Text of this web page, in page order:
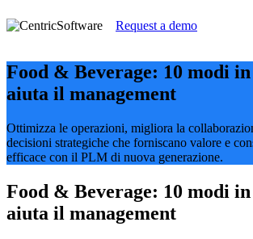
Request a demo
Food & Beverage: 10 modi
aiuta il management
Ottimizza le operazioni, migliora la
decisioni strategiche che forniscano valore e
efficace con il PLM di nuova generazione.
Food & Beverage: 10 modi
aiuta il management